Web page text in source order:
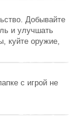
Добывайте
и улучшать
куйте оружие,
с игрой не